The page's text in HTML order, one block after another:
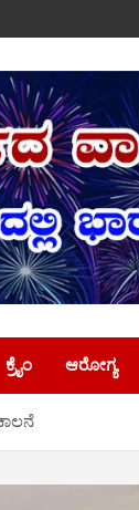
ಕ್ರೈಂ ಆರೋಗ್ಯ